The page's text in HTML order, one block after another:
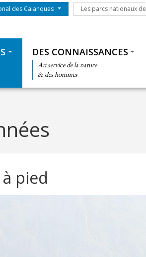
des Calanques Les parcs nationaux
Les parcs nationaux
DES CONNAISSANCES
Au service de la nature
& des hommes
pied